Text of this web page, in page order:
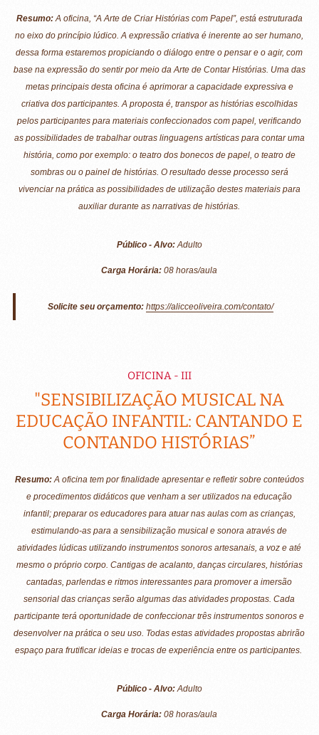
Resumo:A oficina, “A Arte de Criar Histórias com Papel”, está estruturada
no eixo do princípio lúdico. A expressão criativa é inerente ao ser humano,
dessa forma estaremos propiciando o diálogo entre o pensar e o agir, com
base na expressão do sentir por meio da Arte de Contar Histórias. Uma das
metas principais desta oficina é aprimorar a capacidade expressiva e
criativa dos participantes. A proposta é, transpor as histórias escolhidas
pelos participantes para materiais confeccionados com papel, verificando
as possibilidades de trabalhar outras linguagens artísticas para contar uma
história, como por exemplo: o teatro dos bonecos de papel, o teatro de
sombras ou o painel de histórias. O resultado desse processo será
vivenciar na prática as possibilidades de utilização destes materiais para
auxiliar durante as narrativas de histórias.
Público - Alvo:Adulto
Carga Horária: 08 horas/aula
Solicite seu orçamento:https://alicceoliveira.com/contato/
OFICINA - III
"SENSIBILIZAÇÃO MUSICAL NA
EDUCAÇÃO INFANTIL: CANTANDO E
CONTANDO HISTÓRIAS”
Resumo:A oficina tem por finalidade apresentar e refletir sobre conteúdos
e procedimentos didáticos que venham a ser utilizados na educação
infantil; preparar os educadores para atuar nas aulas com as crianças,
estimulando-as para a sensibilização musical e sonora através de
atividades lúdicas utilizando instrumentos sonoros artesanais, a voz e até
mesmo o próprio corpo. Cantigas de acalanto, danças circulares, histórias
cantadas, parlendas e ritmos interessantes para promover a imersão
sensorial das crianças serão algumas das atividades propostas. Cada
participante terá oportunidade de confeccionar três instrumentos sonoros e
desenvolver na prática o seu uso. Todas estas atividades propostas abrirão
espaço para frutificar ideias e trocas de experiência entre os participantes.
Público - Alvo:Adulto
Carga Horária: 08 horas/aula